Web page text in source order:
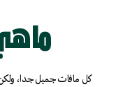
ما
كل مافات جميل جدا، ولكن